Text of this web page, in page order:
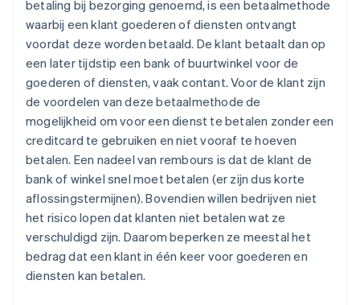
betaling bij bezorging genoemd, is een betaalmethode
waarbij een klant goederen of diensten ontvangt
voordat deze worden betaald. De klant betaalt dan op
een later tijdstip een bank of buurtwinkel voor de
goederen of diensten, vaak contant. Voor de klant zijn
de voordelen van deze betaalmethode de
mogelijkheid om voor een dienst te betalen zonder een
creditcard te gebruiken en niet vooraf te hoeven
betalen. Een nadeel van rembours is dat de klant de
bank of winkel snel moet betalen (er zijn dus korte
aflossingstermijnen). Bovendien willen bedrijven niet
het risico lopen dat klanten niet betalen wat ze
verschuldigd zijn. Daarom beperken ze meestal het
bedrag dat een klant in één keer voor goederen en
diensten kan betalen.